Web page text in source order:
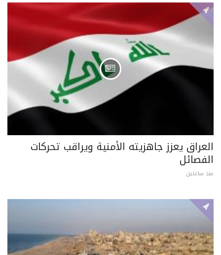
العراق يعزز جاهزيته الأمنية ويراقب تحركات
الفصائل
منذ ساعتين